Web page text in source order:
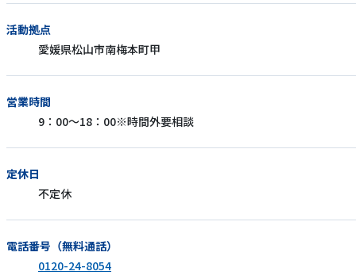
活動拠点
愛媛県松山市南梅本町甲
営業時間
9：00〜18：00※時間外要相談
定休日
不定休
電話番号（無料通話）
0120-24-8054